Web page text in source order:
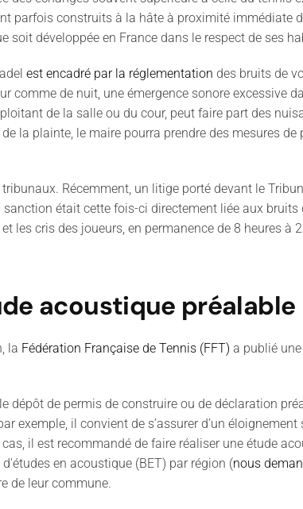
parfois construits à la hâte à proximité immédiate
soit développée en France dans le respect de ses
est encadré par la réglementation des bruits de
comme de nuit, une émergence sonore excessive
de la salle ou du cour, peut faire part des
la plainte, le maire pourra prendre des mesures
Récemment, un litige porté devant le
était cette fois-ci directement liée aux
les cris des joueurs, en permanence de 8 heures
acoustique préalable
la Fédération Française de Tennis (FFT) a publié
dépôt de permis de construire ou de déclaration
exemple, il convient de s’assurer d’un
il est recommandé de faire réaliser une étude
en acoustique (BET) par région (nous
de leur commune.